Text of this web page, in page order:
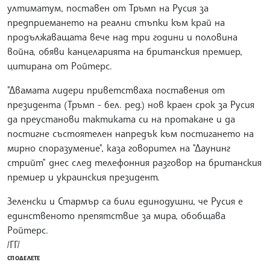
ултиматум, поставен от Тръмп на Русия за
предприемането на реални стъпки към край на
продължаващата вече над три години и половина
война, обяви канцеларията на британския премиер,
цитирана от Ройтерс.
"Двамата лидери приветстваха поставения от
президента (Тръмп - бел. ред.) нов краен срок за Русия
да преустанови тактиката си на протакане и да
постигне състоятелен напредък към постигането на
мирно споразумение", каза говорител на "Даунинг
стрийт" днес след телефонния разговор на британския
премиер и украинския президент.
Зеленски и Стармър са били единодушни, че Русия е
единственото препятствие за мира, обобщава
Ройтерс.
/ГГ/
СПОДЕЛЕТЕ